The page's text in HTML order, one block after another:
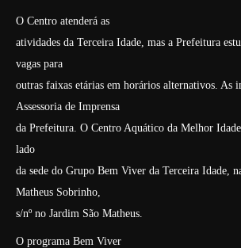
O Centro atenderá as
atividades da Terceira Idade, mas a Prefeitura
vagas para
outras faixas etárias em horários alternativos. As
Assessoria de Imprensa
da Prefeitura. O Centro Aquático da Melhor
lado
da sede do Grupo Bem Viver da Terceira Idade,
Matheus Sobrinho,
s/nº no Jardim São Matheus.
O programa Bem Viver